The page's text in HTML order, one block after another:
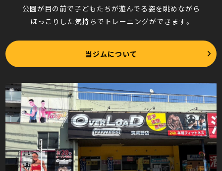
公園が目の前で子どもたちが遊んでる姿を眺めながら
ほっこりした気持ちでトレーニングができます。
当ジムについて